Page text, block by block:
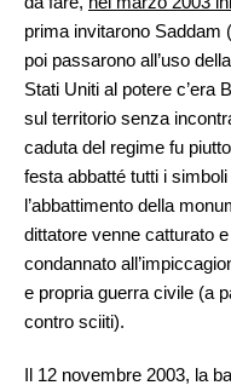
prima invitarono Saddam
poi passarono all’uso
Stati Uniti al potere c’era
sul territorio senza
caduta del regime fu
festa abbatté tutti i
l’abbattimento della
dittatore venne catturato
condannato
e propria guerra civile (a
contro sciiti).
Il 12 novembre 2003, la